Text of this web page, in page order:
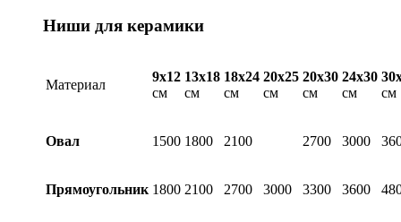
Ниши для керамики
Материал
9х12
см
13х18
см
18х24
см
20х25
см
20х30
см
24х30
см
см
Овал 1500 1800 2100 2700 3000
Прямоугольник 1800 2100 2700 3000 3300 3600